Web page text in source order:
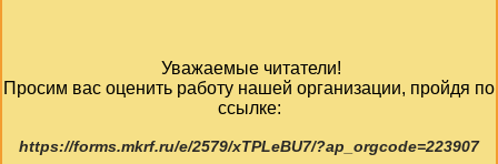
Уважаемые читатели!
Просим вас оценить работу нашей организации, пройдя по
ссылке:
https://forms.mkrf.ru/e/2579/xTPLeBU7/?ap_orgcode=223907